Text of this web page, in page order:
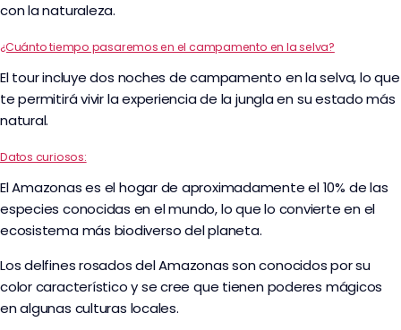
con la naturaleza.
¿Cuánto tiempo pasaremos en el campamento en la selva?
El tour incluye dos noches de campamento en la selva, lo que
te permitirá vivir la experiencia de la jungla en su estado más
natural.
Datos curiosos:
El Amazonas es el hogar de aproximadamente el 10% de las
especies conocidas en el mundo, lo que lo convierte en el
ecosistema más biodiverso del planeta.
Los delfines rosados del Amazonas son conocidos por su
color característico y se cree que tienen poderes mágicos
en algunas culturas locales.